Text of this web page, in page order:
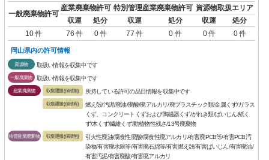
一般廃棄物許可
産業廃棄物許可 特別管理産業廃棄物許可 資源物取扱エリア
収運
処分 収運 処分 収運
処分
10 件
76 件 0 件 77 件 0 件 0 件 0 件
岡山県内の許可情報
資源物 取扱い情報を収集中です
一般廃棄物 取扱い情報を収集中です
産業廃棄物 収集運搬(保積無) 所持している許可の品目情報を収集中です
収集運搬(保積有)
燃え殻/汚泥/廃油/廃酸/廃アルカリ/廃プラスチック類/金属くず/ガラス
くず、コンクリートくずおよび陶磁器くず/がれき類/ばいじん/紙く
ず/木くず/繊維くず/動植物性残さ/13号廃棄物
特管産業廃棄物 収集運搬(保積無)
引火性廃油/腐食性廃酸/腐食性廃アルカリ/有害廃PCB等/有害PCB汚
染物/有害廃水銀等/有害廃石綿等/有害燃え殻/有害ばいじん/有害廃油/
有害汚泥/有害廃酸/有害廃アルカリ